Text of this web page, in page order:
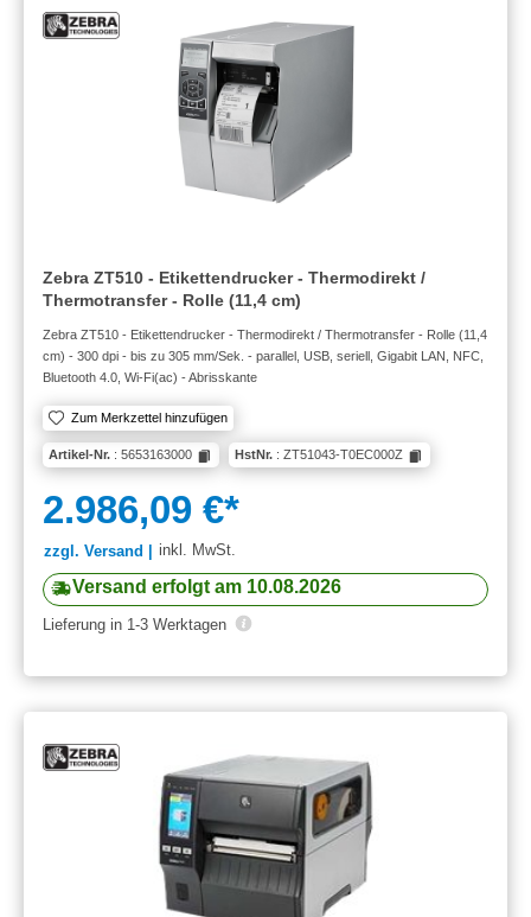
Zebra ZT510 - Etikettendrucker - Thermodirekt /
Thermotransfer - Rolle (11,4 cm)
Zebra ZT510 - Etikettendrucker - Thermodirekt / Thermotransfer - Rolle (11,4
cm) - 300 dpi - bis zu 305 mm/Sek. - parallel, USB, seriell, Gigabit LAN, NFC,
Bluetooth 4.0, Wi-Fi(ac) - Abrisskante
Zum Merkzettel hinzufügen
Artikel-Nr. : 5653163000 HstNr. : ZT51043-T0EC000Z
2.986,09 €*
zzgl. Versand | inkl. MwSt.
Versand erfolgt am 10.08.2026
Lieferung in 1-3 Werktagen